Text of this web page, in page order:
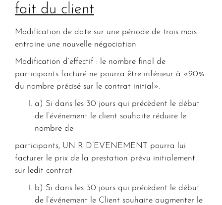
fait du client
Modification de date sur une période de trois mois :
entraine une nouvelle négociation.
Modification d’effectif : le nombre final de
participants facturé ne pourra être inférieur à «90%
du nombre précisé sur le contrat initial».
a) Si dans les 30 jours qui précèdent le début
de l’événement le client souhaite réduire le
nombre de
participants, UN R D’EVENEMENT pourra lui
facturer le prix de la prestation prévu initialement
sur ledit contrat.
b) Si dans les 30 jours qui précèdent le début
de l’événement le Client souhaite augmenter le